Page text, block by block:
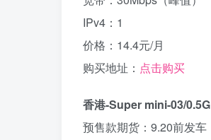
IPv4：1
价格：14.4元/月
购买地址： 点击购买
香港-Super mini-03/0.5G
预售款期货：9.20前发车